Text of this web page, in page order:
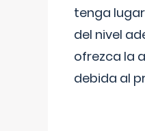
tenga
del nivel
ofrezca la
debida al